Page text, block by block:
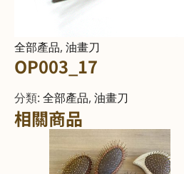
全部產品, 油畫刀
OP003_17
分類:全部產品, 油畫刀
相關商品